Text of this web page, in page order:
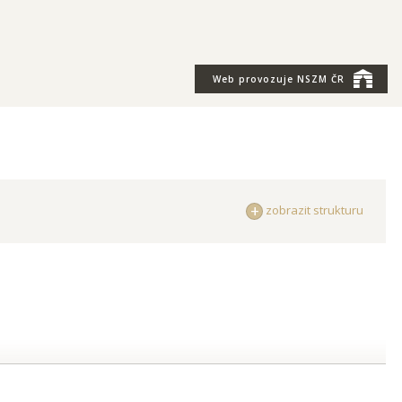
Web provozuje NSZM ČR
zobrazit strukturu